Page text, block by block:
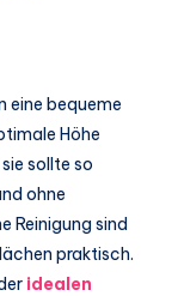
eine bequeme
Höhe
sollte so
ohne
Reinigung sind
praktisch.
idealen